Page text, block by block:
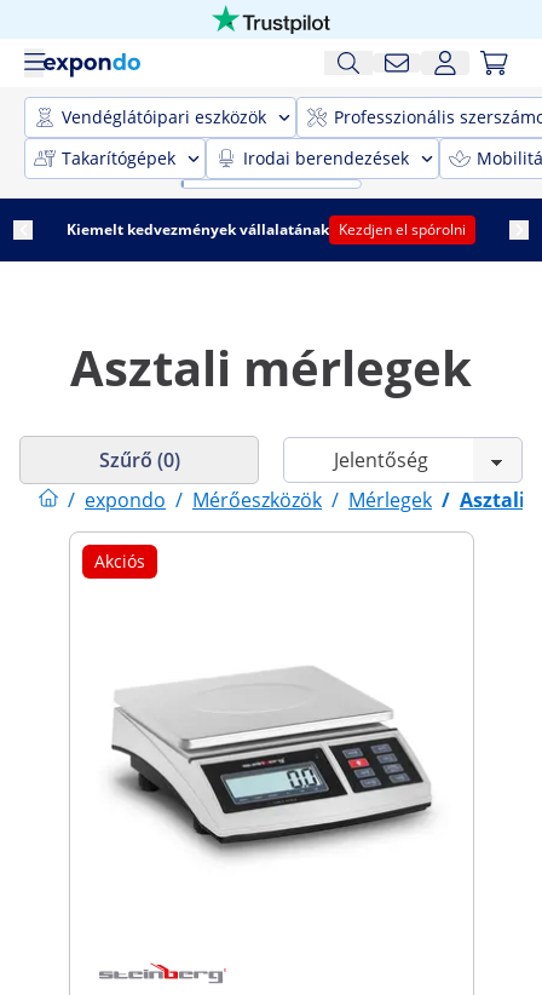
Vendéglátóipari eszközök
Professzionális
Takarítógépek
Irodai berendezések
Kiemelt kedvezmények vállalatának Kezdjen el spórolni
Asztali mérlegek
/ expondo / Mérőeszközök / Mérlegek / Asztali
Szűrő (0)
Akciós